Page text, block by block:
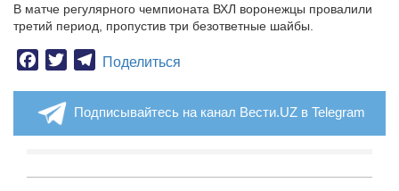
В матче регулярного чемпионата ВХЛ воронежцы провалили
третий период, пропустив три безответные шайбы.
Facebook
TwitterTelegram
Поделиться
Подписывайтесь на канал Вести.UZ в Telegram